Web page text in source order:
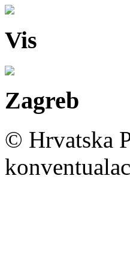
Vis
Zagreb
© Hrvatska